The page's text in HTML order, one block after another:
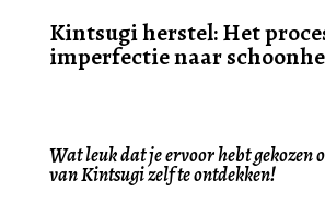
Kintsugiherstel: Het
imperfectie naar
Wat leuk dat je ervoor hebt gekozen
vanKintsugizelf te ontdekken!